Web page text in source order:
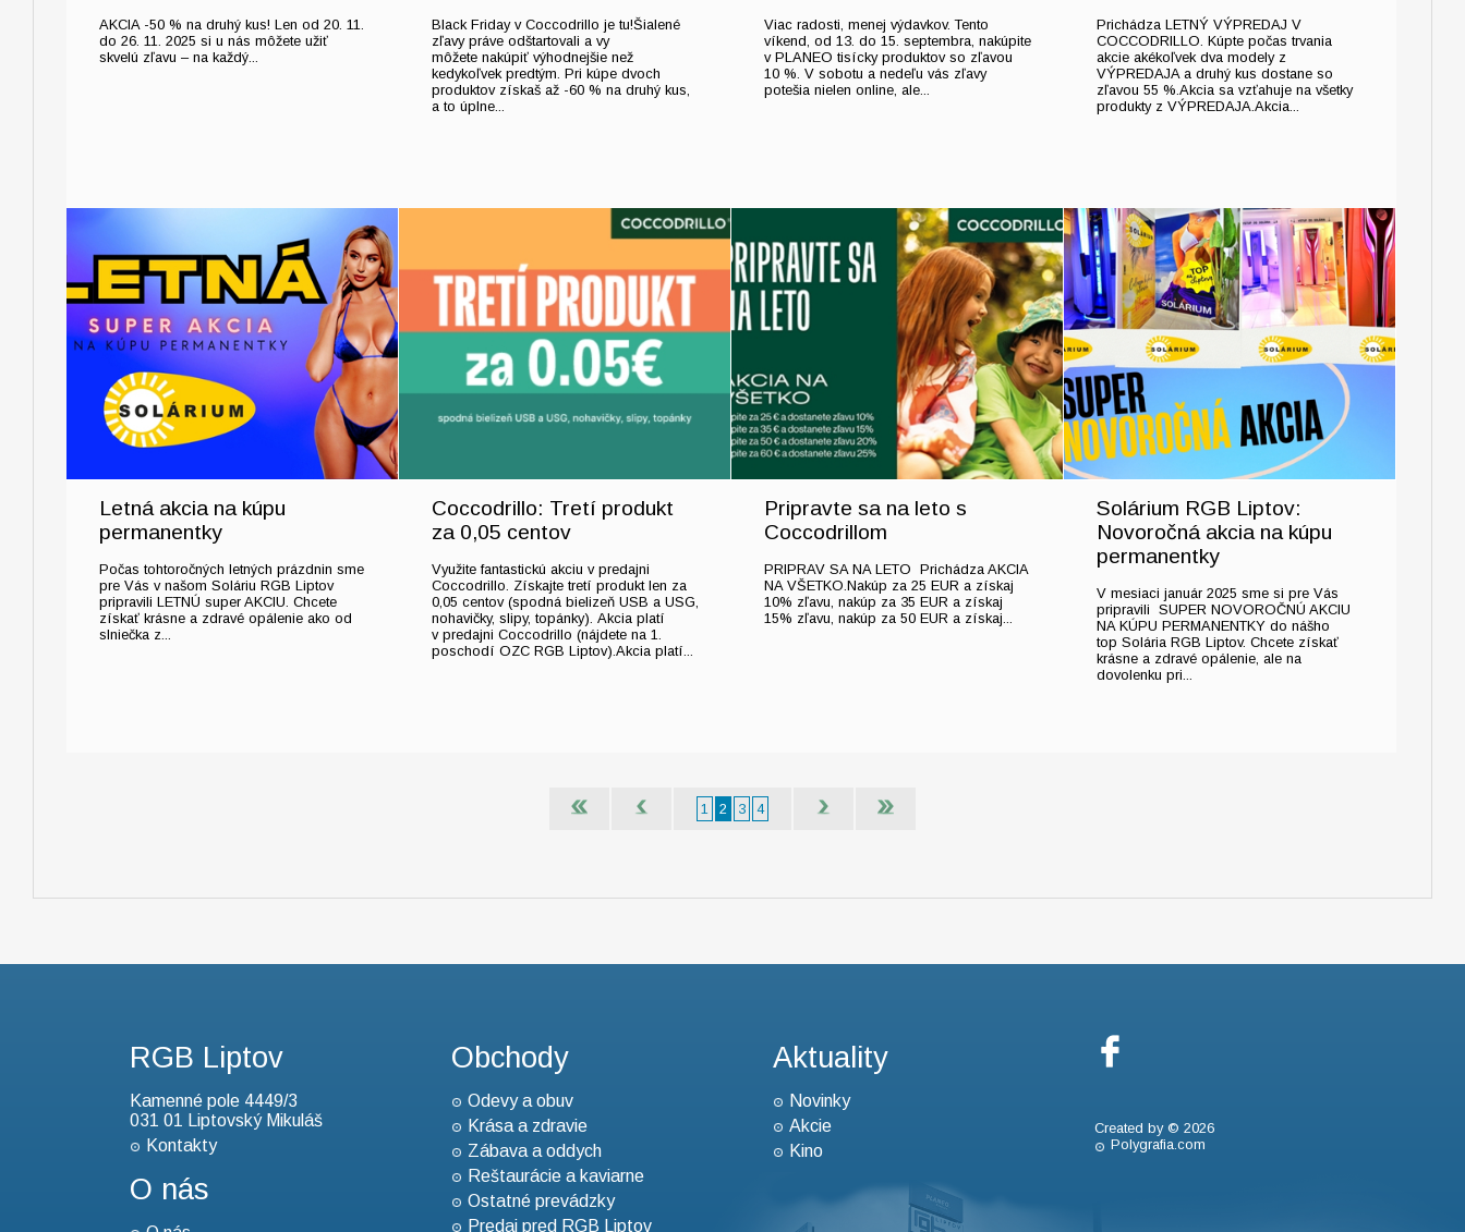
AKCIA -50 % na druhý kus! Len od 20. 11.
do 26. 11. 2025 si u nás môžete užiť
skvelú zľavu – na každý...
Black Friday v Coccodrillo je tu!Šialené
zľavy práve odštartovali a vy
môžete nakúpiť výhodnejšie než
kedykoľvek predtým. Pri kúpe dvoch
produktov získaš až -60 % na druhý kus,
a to úplne...
Viac radosti, menej výdavkov. Tento
víkend, od 13. do 15. septembra, nakúpite
v PLANEO tisícky produktov so zľavou
10 %. V sobotu a nedeľu vás zľavy
potešia nielen online, ale...
Prichádza LETNÝ VÝPREDAJ V
COCCODRILLO. Kúpte počas trvania
akcie akékoľvek dva modely z
VÝPREDAJA a druhý kus dostane so
zľavou 55 %.Akcia sa vzťahuje na všetky
produkty z VÝPREDAJA.Akcia...
Letná akcia na kúpu
permanentky
Počas tohtoročných letných prázdnin sme
pre Vás v našom Soláriu RGB Liptov
pripravili LETNÚ super AKCIU. Chcete
získať krásne a zdravé opálenie ako od
slniečka z...
Coccodrillo: Tretí produkt
za 0,05 centov
Využite fantastickú akciu v predajni
Coccodrillo. Získajte tretí produkt len za
0,05 centov (spodná bielizeň USB a USG,
nohavičky, slipy, topánky). Akcia platí
v predajni Coccodrillo (nájdete na 1.
poschodí OZC RGB Liptov).Akcia platí...
Pripravte sa na leto s
Coccodrillom
PRIPRAV SA NA LETO Prichádza AKCIA
NA VŠETKO.Nakúp za 25 EUR a získaj
10% zľavu, nakúp za 35 EUR a získaj
15% zľavu, nakúp za 50 EUR a získaj...
Solárium RGB Liptov:
Novoročná akcia na kúpu
permanentky
V mesiaci január 2025 sme si pre Vás
pripravili SUPER NOVOROČNÚ AKCIU
NA KÚPU PERMANENTKY do nášho
top Solária RGB Liptov. Chcete získať
krásne a zdravé opálenie, ale na
dovolenku pri...
1 2 3 4
RGB Liptov
Kamenné pole 4449/3
031 01 Liptovský Mikuláš
Kontakty
O nás
Obchody
Odevy a obuv
Krása a zdravie
Zábava a oddych
Reštaurácie a kaviarne
Ostatné prevádzky
Predaj pred RGB Liptov
Aktuality
Novinky
Akcie
Kino
Created by © 2026
Polygrafia.com